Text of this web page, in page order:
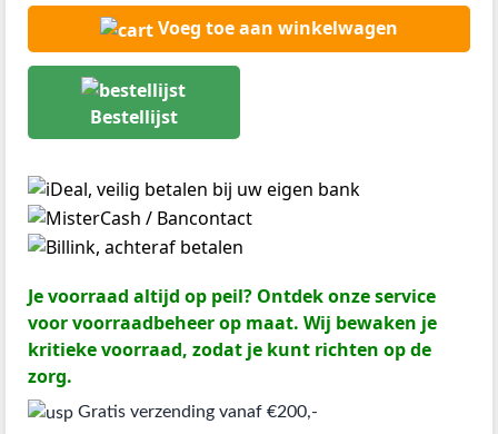
Voeg toe aan winkelwagen
Bestellijst
Je voorraad altijd op peil? Ontdek onze service
voor voorraadbeheer op maat. Wij bewaken je
kritieke voorraad, zodat je kunt richten op de
zorg.
Gratis verzending vanaf €200,-